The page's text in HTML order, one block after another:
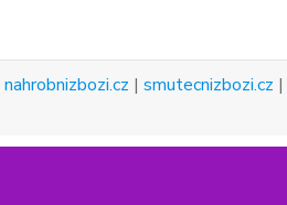
nahrobnizbozi.cz | smutecnizbozi.cz |